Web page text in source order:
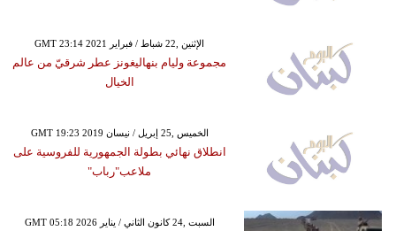
GMT 23:14 2021 الإثنين ,22 شباط / فبراير
مجموعة وليام بنهاليغونز عطر شرقيّ من عالم
الخيال
GMT 19:23 2019 الخميس ,25 إبريل / نيسان
انطلاق نهائي بطولة الجمهورية للفروسية على
ملاعب"رباب"
GMT 05:18 2026 السبت ,24 كانون الثاني / يناير